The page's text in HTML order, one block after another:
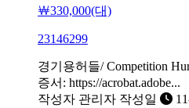
￦330,000(대)
23146299
경기용허들/ Competition
증서: https://acrobat.adobe...
작성자 관리자 작성일